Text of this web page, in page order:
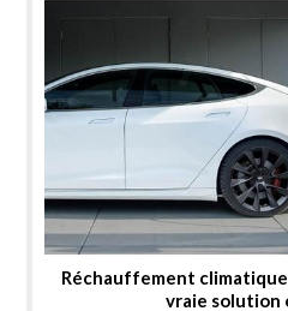
Réchauffement
vraie solution